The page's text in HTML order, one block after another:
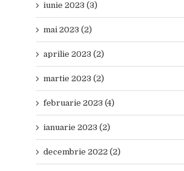
iunie 2023 (3)
mai 2023 (2)
aprilie 2023 (2)
martie 2023 (2)
februarie 2023 (4)
ianuarie 2023 (2)
decembrie 2022 (2)